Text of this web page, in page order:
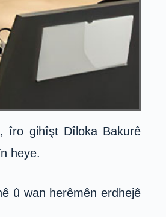
îro gihîşt Dîloka Bakurê
heye.
û wan herêmên erdhejê